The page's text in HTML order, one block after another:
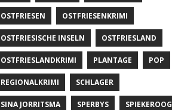
OSTFRIESEN OSTFRIESENKRIMI
OSTFRIESISCHE INSELN OSTFRIESLAND
OSTFRIESLANDKRIMI PLANTAGE POP
REGIONALKRIMI SCHLAGER
SINA JORRITSMA SPERBYS SPIEKEROOG